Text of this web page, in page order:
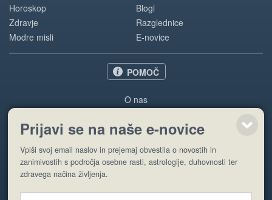
Horoskop
Zdravje
Modre misli
Blogi
Razglednice
E-novice
POMOČ
O nas
Pogoji uporabe
Pošlji stran
Prijavi se na naše e-novice
Vpiši svoj email naslov in prejemaj obvestila o novostih in
zanimivostih s področja osebne rasti, astrologije, duhovnosti ter
zdravega načina življenja.